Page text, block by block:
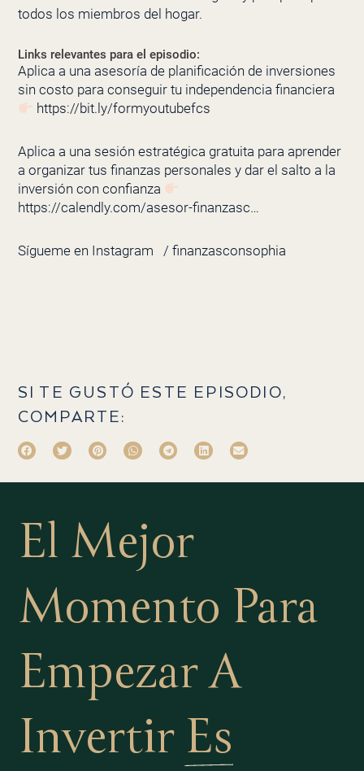
todos los miembros del hogar.
Links relevantes para el episodio:
Aplica a una asesoría de planificación de inversiones
sin costo para conseguir tu independencia financiera
https://bit.ly/formyoutubefcs
Aplica a una sesión estratégica gratuita para aprender
a organizar tus finanzas personales y dar el salto a la
inversión con confianza
https://calendly.com/asesor-finanzasc…
Sígueme en Instagram / finanzasconsophia
SI TE GUSTÓ ESTE EPISODIO,
COMPARTE:
El Mejor
Momento Para
Empezar A
Invertir Es